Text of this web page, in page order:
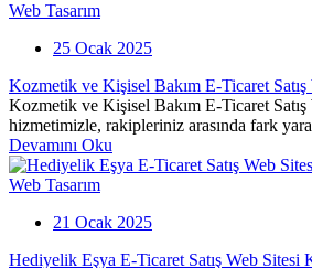
Web Tasarım
25 Ocak 2025
Kozmetik ve Kişisel Bakım E-Ticaret
Kozmetik ve Kişisel Bakım E-Ticaret
hizmetimizle, rakipleriniz arasında fark
Devamını Oku
Web Tasarım
21 Ocak 2025
Hediyelik Eşya E-Ticaret Satış Web Sitesi